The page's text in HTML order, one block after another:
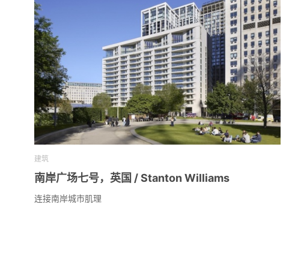
建筑
南岸广场七号，英国 / Stanton Williams
连接南岸城市肌理